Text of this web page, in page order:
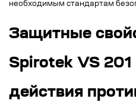
необходимым стандартам
Защитные
Spirotek VS
действия